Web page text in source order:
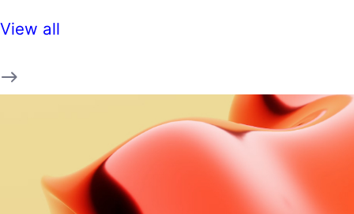
View all